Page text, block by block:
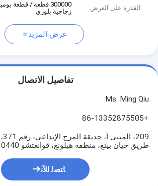
القدرة على العرض
300000 قطعة / قطعة
زجاجية بلوري
عرض المزيد
تفاصيل الاتصال
Ms. Ming Qiu
+86-13352875505
طريق جيان بينغ، منطقة هيلونغ، قوانغتشو 510440، الصين
ﺎﺘﺼﻟ ﺍﻶﻧ